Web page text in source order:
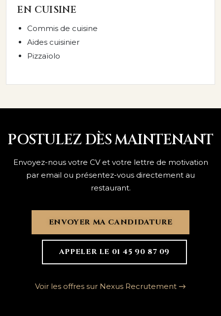
EN CUISINE
Commis de cuisine
Aides cuisinier
Pizzaïolo
POSTULEZ DÈS MAINTENANT
Envoyez-nous votre CV et votre lettre de motivation
par email ou présentez-vous directement au
restaurant.
ENVOYER MA CANDIDATURE
APPELER LE 01 45 90 87 09
Voir les offres sur Nexus Recrutement →